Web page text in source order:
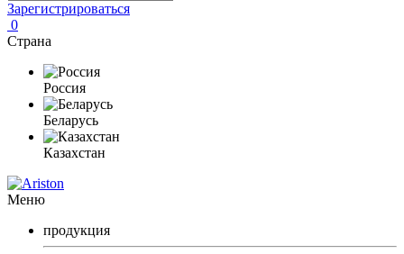
Зарегистрироваться
0
Страна
Россия
Беларусь
Казахстан
Меню
продукция